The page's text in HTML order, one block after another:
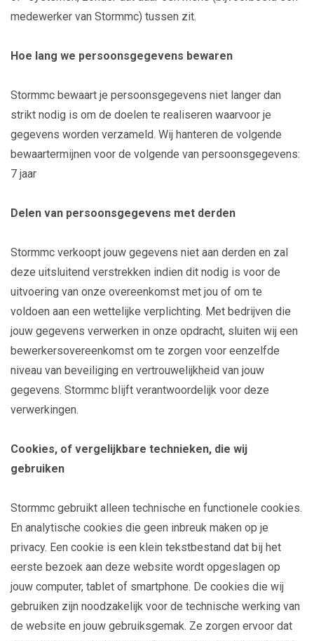
medewerker van Stormmc) tussen zit.
Hoe lang we persoonsgegevens bewaren
Stormmc bewaart je persoonsgegevens niet langer dan
strikt nodig is om de doelen te realiseren waarvoor je
gegevens worden verzameld. Wij hanteren de volgende
bewaartermijnen voor de volgende van persoonsgegevens:
7 jaar
Delen van persoonsgegevens met derden
Stormmc verkoopt jouw gegevens niet aan derden en zal
deze uitsluitend verstrekken indien dit nodig is voor de
uitvoering van onze overeenkomst met jou of om te
voldoen aan een wettelijke verplichting. Met bedrijven die
jouw gegevens verwerken in onze opdracht, sluiten wij een
bewerkersovereenkomst om te zorgen voor eenzelfde
niveau van beveiliging en vertrouwelijkheid van jouw
gegevens. Stormmc blijft verantwoordelijk voor deze
verwerkingen.
Cookies, of vergelijkbare technieken, die wij
gebruiken
Stormmc gebruikt alleen technische en functionele cookies.
En analytische cookies die geen inbreuk maken op je
privacy. Een cookie is een klein tekstbestand dat bij het
eerste bezoek aan deze website wordt opgeslagen op
jouw computer, tablet of smartphone. De cookies die wij
gebruiken zijn noodzakelijk voor de technische werking van
de website en jouw gebruiksgemak. Ze zorgen ervoor dat